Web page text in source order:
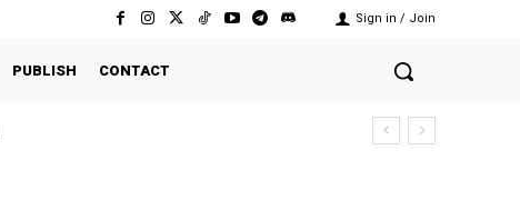
Sign in / Join
PUBLISH CONTACT